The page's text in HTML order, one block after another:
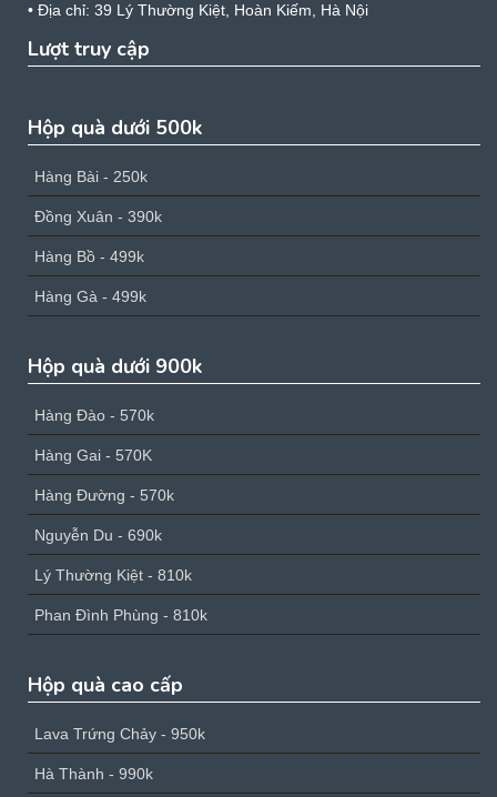
• Địa chỉ: 39 Lý Thường Kiệt, Hoàn Kiếm, Hà Nội
Lượt truy cập
Hộp quà dưới 500k
Hàng Bài - 250k
Đồng Xuân - 390k
Hàng Bồ - 499k
Hàng Gà - 499k
Hộp quà dưới 900k
Hàng Đào - 570k
Hàng Gai - 570K
Hàng Đường - 570k
Nguyễn Du - 690k
Lý Thường Kiệt - 810k
Phan Đình Phùng - 810k
Hộp quà cao cấp
Lava Trứng Chảy - 950k
Hà Thành - 990k